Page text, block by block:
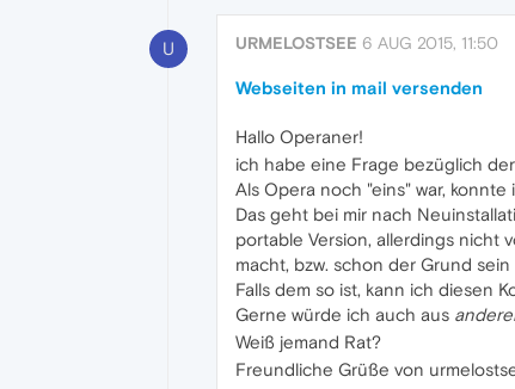
U URMELOSTSEE 6 AUG 2015, 11:50
Webseiten in mail versenden
Hallo Operaner!
ich habe eine Frage bezüglich
Als Opera noch "eins" war,
Das geht bei mir nach
portable Version, allerdings nicht
macht, bzw. schon der Grund sein
Falls dem so ist, kann ich diesen
Gerne würde ich auch aus
Weiß jemand Rat?
Freundliche Grüße von